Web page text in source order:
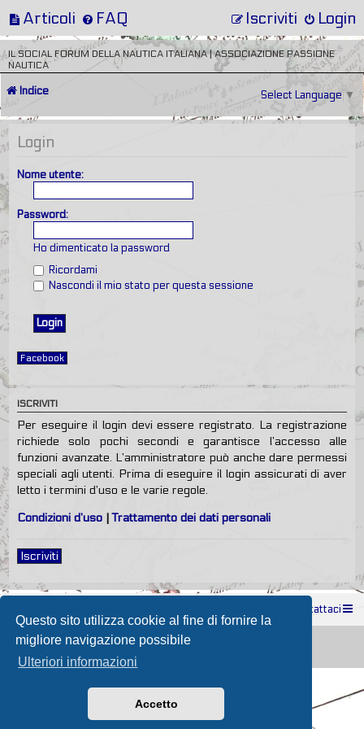
Questo sito utilizza cookie al fine di fornire la
migliore navigazione possibile
Ulteriori informazioni
Accetto
Articoli FAQ Login
Iscriviti
IL SOCIAL FORUM DELLA NAUTICA ITALIANA | ASSOCIAZIONE PASSIONE
NAUTICA
Indice Select Language ▼
Login
Nome utente:
Password:
Ho dimenticato la password
Ricordami
Nascondi il mio stato per questa sessione
Facebook
ISCRIVITI
Per eseguire il login devi essere registrato. La registrazione
richiede solo pochi secondi e garantisce l’accesso alle
funzioni avanzate. L’amministratore può anche dare permessi
speciali agli utenti. Prima di eseguire il login assicurati di aver
letto i termini d’uso e le varie regole.
Condizioni d’uso |Trattamento dei dati personali
Iscriviti
Contattaci
Powered byphpBB® Forum Software © phpBB Limited
Passione Nutica 2017 style created by
Traduzione Italiana